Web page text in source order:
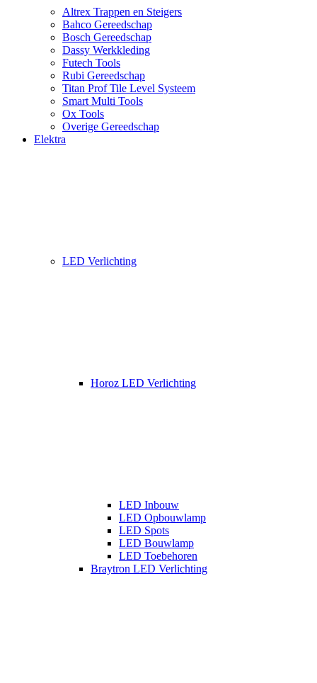
Altrex Trappen en Steigers
Bahco Gereedschap
Bosch Gereedschap
Dassy Werkkleding
Futech Tools
Rubi Gereedschap
Titan Prof Tile Level Systeem
Smart Multi Tools
Ox Tools
Overige Gereedschap
Elektra
LED Verlichting
Horoz LED Verlichting
LED Inbouw
LED Opbouwlamp
LED Spots
LED Bouwlamp
LED Toebehoren
Braytron LED Verlichting